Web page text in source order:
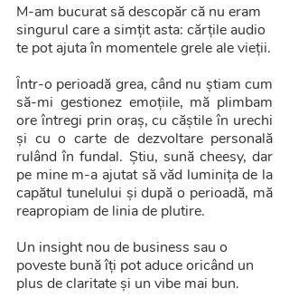
M-am bucurat să descopăr că nu eram
singurul care a simțit asta: cărțile audio
te pot ajuta în momentele grele ale vieții.
Într-o perioadă grea, când nu știam cum
să-mi gestionez emoțiile, mă plimbam
ore întregi prin oraș, cu căștile în urechi
și cu o carte de dezvoltare personală
rulând în fundal. Știu, sună cheesy, dar
pe mine m-a ajutat să văd luminița de la
capătul tunelului și după o perioadă, mă
reapropiam de linia de plutire.
Un insight nou de business sau o
poveste bună îți pot aduce oricând un
plus de claritate și un vibe mai bun.